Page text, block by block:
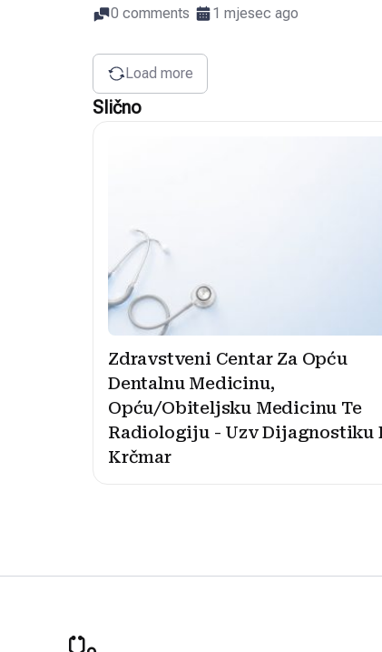
0 comments 1 mjesec ago
Load more
Slično
Zdravstveni Centar Za Opću
Dentalnu Medicinu,
Opću/Obiteljsku Medicinu Te
Radiologiju - Uzv Dijagnostiku
Krčmar